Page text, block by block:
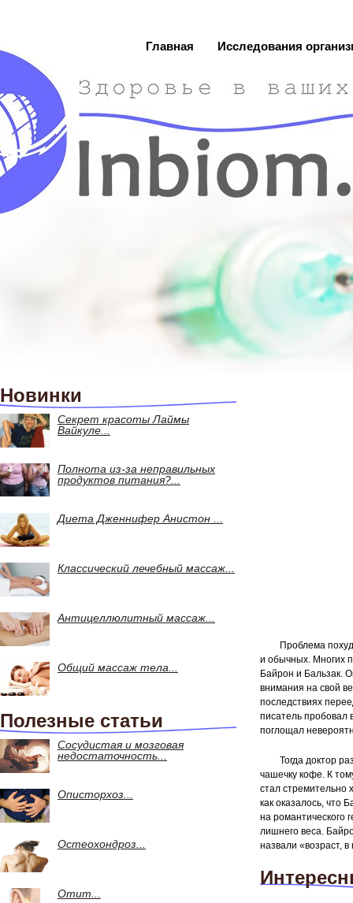
Главная Исследования
Новинки
Секрет красоты Лаймы
Вайкуле...
Полнота из-за неправильных
продуктов питания?...
Диета Дженнифер Анистон ...
Классический лечебный массаж...
Антицеллюлитный массаж...
Общий массаж тела...
Полезные статьи
Сосудистая и мозговая
недостаточность...
Описторхоз...
Остеохондроз...
Отит...
Проблема
и обычных. Многих
Байрон и Бальзак.
внимания на свой
последствиях
писатель пробовал
поглощал
Тогда доктор
чашечку кофе. К
стал стремительно
как оказалось, что
на романтического
лишнего веса.
назвали «возраст,